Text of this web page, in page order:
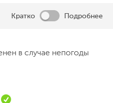
Кратко Подробнее
Переезд в
возле
в случае непогоды